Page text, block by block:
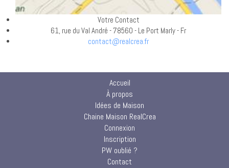
Votre Contact
61, rue du Val André - 78560 - Le Port Marly - Fr
contact@realcrea.fr
Accueil
À propos
Idées de Maison
Chaine Maison RealCrea
Connexion
Inscription
PW oublié ?
Contact